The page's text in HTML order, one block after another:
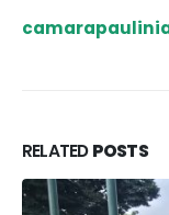
RELATEDPOSTS